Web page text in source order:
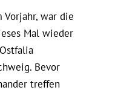
war die
Mal wieder
Bevor
treffen